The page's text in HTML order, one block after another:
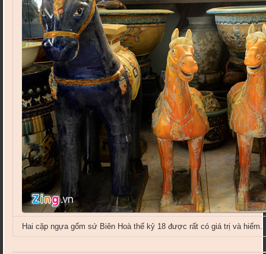
Hai cặp ngựa gốm sứ Biên Hoà thế kỷ 18 được rất có giá trị và hiếm.